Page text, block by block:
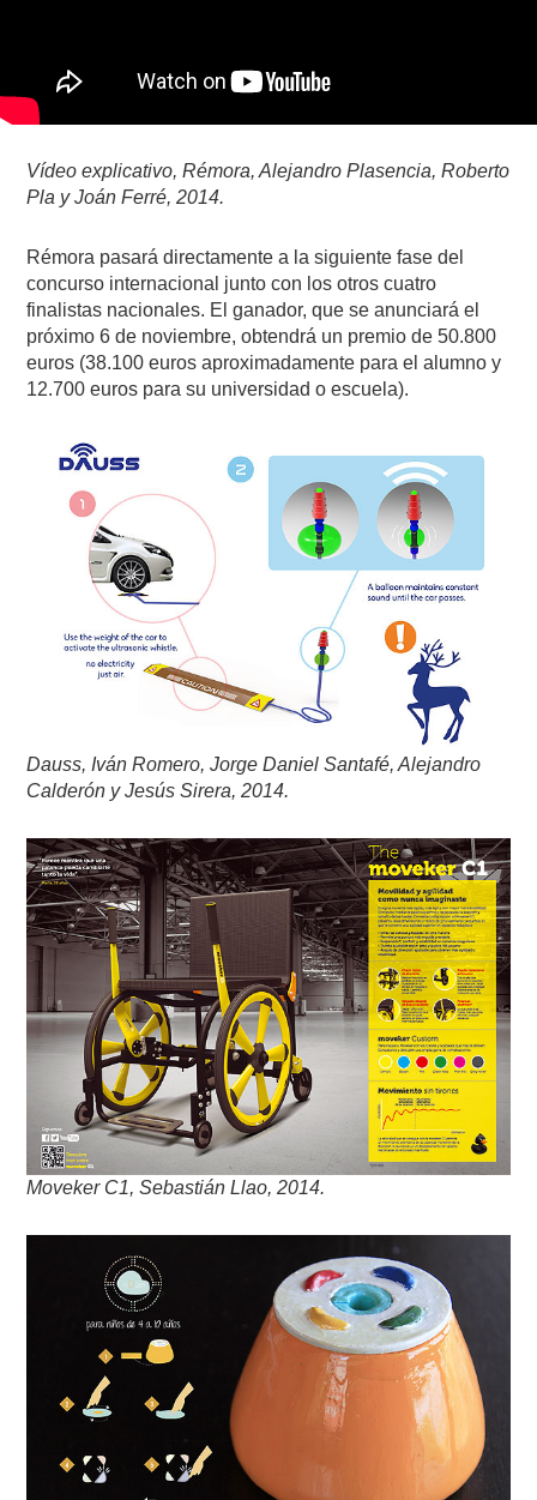
Vídeo explicativo, Rémora, Alejandro Plasencia, Roberto
Pla y Joán Ferré, 2014.
Rémora pasará directamente a la siguiente fase del
concurso internacional junto con los otros cuatro
finalistas nacionales. El ganador, que se anunciará el
próximo 6 de noviembre, obtendrá un premio de 50.800
euros (38.100 euros aproximadamente para el alumno y
12.700 euros para su universidad o escuela).
Dauss, Iván Romero, Jorge Daniel Santafé, Alejandro
Calderón y Jesús Sirera, 2014.
Moveker C1, Sebastián Llao, 2014.